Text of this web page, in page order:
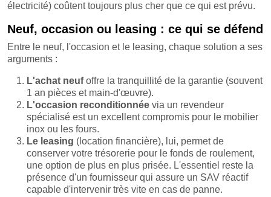
électricité) coûtent toujours plus cher que ce qui est prévu.
Neuf, occasion ou leasing : ce qui se défend
Entre le neuf, l'occasion et le leasing, chaque solution a ses
arguments :
L'achat neufoffre la tranquillité de la garantie (souvent
1 an pièces et main-d'œuvre).
L'occasion reconditionnée via un revendeur
spécialisé est un excellent compromis pour le mobilier
inox ou les fours.
Le leasing (location financière), lui, permet de
conserver votre trésorerie pour le fonds de roulement,
une option de plus en plus prisée. L'essentiel reste la
présence d'un fournisseur qui assure un SAV réactif
capable d'intervenir très vite en cas de panne.